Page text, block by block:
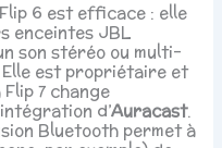
6 est efficace : elle
enceintes JBL
son stéréo ou multi-
Elle est propriétaire et
7 change
d’Auracast.
Bluetooth permet à